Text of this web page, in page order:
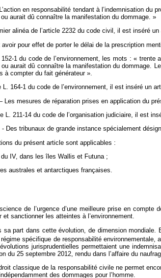
en responsabilité tendant à l’indemnisation du
ou aurait dû connaître la manifestation du dommage. »
alinéa de l’article 2232 du code civil, il est inséré
pour effet de porter le délai de la prescription
152‑1 du code de l’environnement, les mots : «
ou aurait dû connaître la manifestation du dommage.
à compter du fait générateur ».
L. 164‑1 du code de l’environnement, il est inséré un
– Les mesures de réparation prises en application du
L. 211‑14 du code de l’organisation judiciaire, il est
- Des tribunaux de grande instance spécialement
du présent article sont applicables :
du IV, dans les îles Wallis et Futuna ;
australes et antarctiques françaises.
de l’urgence d’une meilleure prise en
et sanctionner les atteintes à l’environnement.
sa part dans cette évolution, de dimension
spécifique de responsabilité environnementale,
jurisprudentielles permettaient une
du 25 septembre 2012, rendu dans l’affaire du
classique de la responsabilité civile ne permet
des dommages pour l’homme.